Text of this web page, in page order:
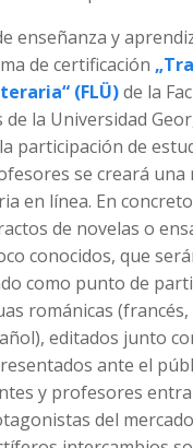
enseñanza y
de certificación
(FLÜ)de la
de la Universidad
participación de
se creará una
en línea. En
de novelas o
conocidos, que
como punto de
románicas
editados junto
ante el
y profesores
del